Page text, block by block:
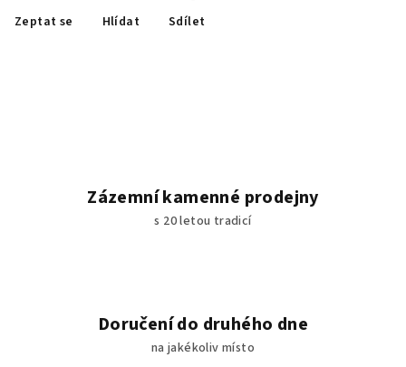
Zeptat se Hlídat Sdílet
Zázemní kamenné prodejny
s 20 letou tradicí
Doručení do druhého dne
na jakékoliv místo